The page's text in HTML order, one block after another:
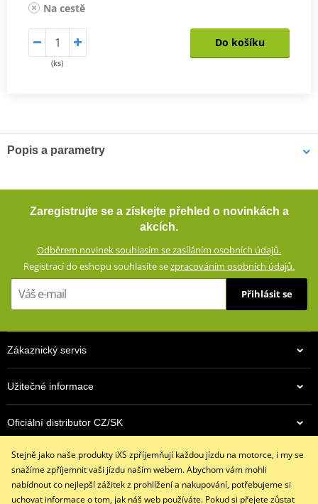
Na cestě
(ks)
Do košíku
Popis a parametry
Vesta, která výrazně posílí vaši bezpečnost v běžném silničním
provozu. Díky výrazným barvám a reflexním prvkům vás už žádný
Vnější materiál Taslan 330D (100% Nylon)
Reflexní pásy pro zvýšení pasivní bezpečnosti
PDF iXS SIZE
PDF iXS SIZE
PDF size chart GMS
Zaregistrujte se a získejte přehled o novinkách a
akcích.
Odběrem novinek souhlasím se zasíláním osobních údajů.
Registrací do eshopu souhlasíte sezpracováním osobních údajů.
Přihlásit se
Zákaznický servis
Užitečné informace
Oficiální distributor CZ/SK
Kontaktujte nás
info@ixs-motopoint.cz
Stejně jako naše produkty iXS zpříjemňují každou jízdu na motorce, i my se
snažíme zpříjemnit vaši jízdu naším webem. Abychom vám mohli
nabídnout co nejlepší zážitek z prohlížení a nakupování, potřebujeme si
uchovat informace o tom, jak náš web používáte. Pokud si přejete zůstat